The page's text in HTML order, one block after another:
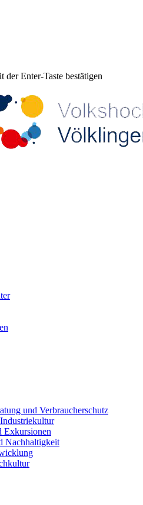
der Enter-Taste bestätigen
und Verbraucherschutz
Exkursionen
Nachhaltigkeit